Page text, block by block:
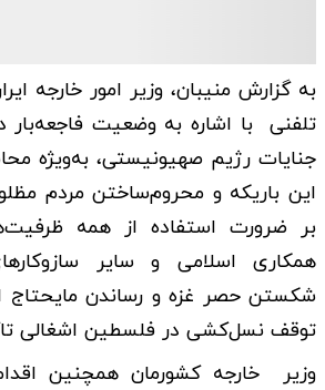
به گزارش منیبان، وزیر امور خارجه
تلفنی با اشاره به وضعیت فاجعه‌بار
جنایات رژیم صهیونیستی، به‌ویژه
این باریکه و محروم‌ساختن مردم
بر ضرورت استفاده از همه
همکاری اسلامی و سایر
شکستن حصر غزه و رساندن مایحتاج
توقف نسل‌کشی در فلسطین اشغالی
وزیر خارجه کشورمان همچنین